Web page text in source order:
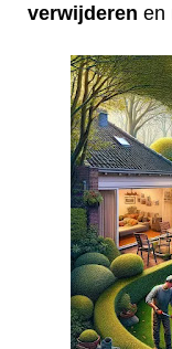
verwijderen en